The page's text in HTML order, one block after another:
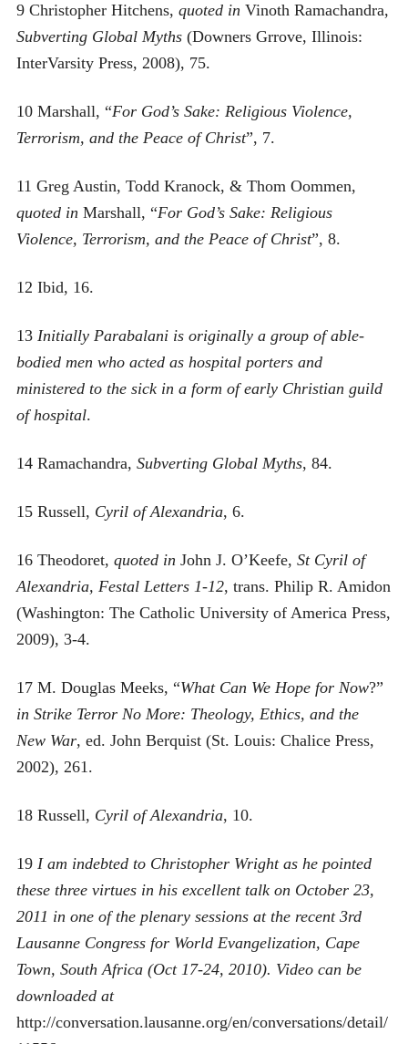
9 Christopher Hitchens, quoted in Vinoth Ramachandra,
Subverting Global Myths(Downers Grrove, Illinois:
InterVarsity Press, 2008), 75.
10 Marshall, “For God’s Sake: Religious Violence,
Terrorism, and the Peace of Christ”, 7.
11 Greg Austin, Todd Kranock, & Thom Oommen,
quoted in Marshall, “For God’s Sake: Religious
Violence, Terrorism, and the Peace of Christ”, 8.
12 Ibid, 16.
13 Initially Parabalani is originally a group of able-
bodied men who acted as hospital porters and
ministered to the sick in a form of early Christian guild
of hospital.
14 Ramachandra, Subverting Global Myths, 84.
15 Russell, Cyril of Alexandria, 6.
16 Theodoret, quoted in John J. O’Keefe, St Cyril of
Alexandria, Festal Letters 1-12, trans. Philip R. Amidon
(Washington: The Catholic University of America Press,
2009), 3-4.
17 M. Douglas Meeks, “What Can We Hope for Now?”
in Strike Terror No More: Theology, Ethics, and the
New War, ed. John Berquist (St. Louis: Chalice Press,
2002), 261.
18 Russell, Cyril of Alexandria, 10.
19 I am indebted to Christopher Wright as he pointed
these three virtues in his excellent talk on October 23,
2011 in one of the plenary sessions at the recent 3rd
Lausanne Congress for World Evangelization, Cape
Town, South Africa (Oct 17-24, 2010). Video can be
downloaded at
http://conversation.lausanne.org/en/conversations/detail/